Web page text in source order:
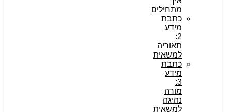
מתחילים
כתבת
מידע
2:
תאוריה
למשאית
כתבת
מידע
3:
מורה
נהיגה
למשאית